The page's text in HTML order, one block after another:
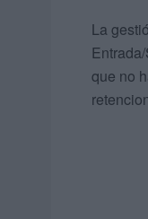
La
que no